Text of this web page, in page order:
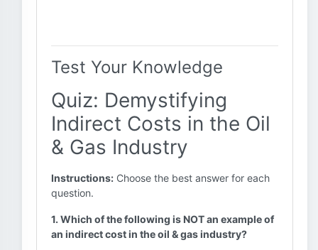
Test Your Knowledge
Quiz: Demystifying
Indirect Costs in the Oil
& Gas Industry
Instructions: Choose the best answer for each
question.
1. Which of the following is NOT an example of
an indirect cost in the oil & gas industry?